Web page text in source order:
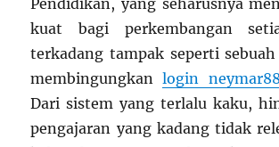
Pendidikan, yang seharusnya
kuat bagi perkembangan
terkadang tampak seperti
membingungkanlogin neymar88
Dari sistem yang terlalu kaku,
pengajaran yang kadang tidak